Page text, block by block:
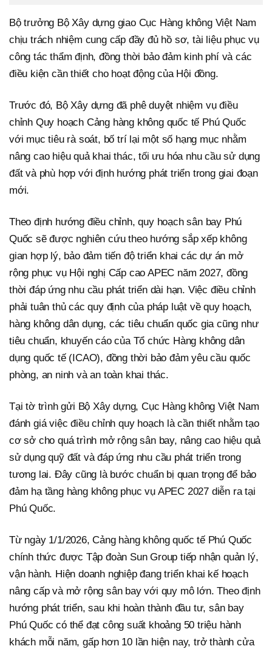
Bộ trưởng Bộ Xây dựng giao Cục Hàng không Việt Nam
chịu trách nhiệm cung cấp đầy đủ hồ sơ, tài liệu phục vụ
công tác thẩm định, đồng thời bảo đảm kinh phí và các
điều kiện cần thiết cho hoạt động của Hội đồng.
Trước đó, Bộ Xây dựng đã phê duyệt nhiệm vụ điều
chỉnh Quy hoạch Cảng hàng không quốc tế Phú Quốc
với mục tiêu rà soát, bố trí lại một số hạng mục nhằm
nâng cao hiệu quả khai thác, tối ưu hóa nhu cầu sử dụng
đất và phù hợp với định hướng phát triển trong giai đoạn
mới.
Theo định hướng điều chỉnh, quy hoạch sân bay Phú
Quốc sẽ được nghiên cứu theo hướng sắp xếp không
gian hợp lý, bảo đảm tiến độ triển khai các dự án mở
rộng phục vụ Hội nghị Cấp cao APEC năm 2027, đồng
thời đáp ứng nhu cầu phát triển dài hạn. Việc điều chỉnh
phải tuân thủ các quy định của pháp luật về quy hoạch,
hàng không dân dụng, các tiêu chuẩn quốc gia cũng như
tiêu chuẩn, khuyến cáo của Tổ chức Hàng không dân
dụng quốc tế (ICAO), đồng thời bảo đảm yêu cầu quốc
phòng, an ninh và an toàn khai thác.
Tại tờ trình gửi Bộ Xây dựng, Cục Hàng không Việt Nam
đánh giá việc điều chỉnh quy hoạch là cần thiết nhằm tạo
cơ sở cho quá trình mở rộng sân bay, nâng cao hiệu quả
sử dụng quỹ đất và đáp ứng nhu cầu phát triển trong
tương lai. Đây cũng là bước chuẩn bị quan trọng để bảo
đảm hạ tầng hàng không phục vụ APEC 2027 diễn ra tại
Phú Quốc.
Từ ngày 1/1/2026, Cảng hàng không quốc tế Phú Quốc
chính thức được Tập đoàn Sun Group tiếp nhận quản lý,
vận hành. Hiện doanh nghiệp đang triển khai kế hoạch
nâng cấp và mở rộng sân bay với quy mô lớn. Theo định
hướng phát triển, sau khi hoàn thành đầu tư, sân bay
Phú Quốc có thể đạt công suất khoảng 50 triệu hành
khách mỗi năm, gấp hơn 10 lần hiện nay, trở thành cửa